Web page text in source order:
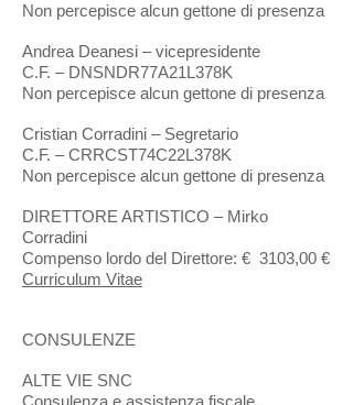
Non percepisce alcun gettone di presenza
Andrea Deanesi – vicepresidente
C.F. – DNSNDR77A21L378K
Non percepisce alcun gettone di presenza
Cristian Corradini – Segretario
C.F. – CRRCST74C22L378K
Non percepisce alcun gettone di presenza
DIRETTORE ARTISTICO – Mirko
Corradini
Compenso lordo del Direttore: € 3103,00 €
Curriculum Vitae
CONSULENZE
ALTE VIE SNC
Consulenza e assistenza fiscale,